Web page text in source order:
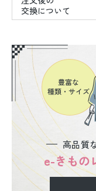
交換について
高品質
e-きもの